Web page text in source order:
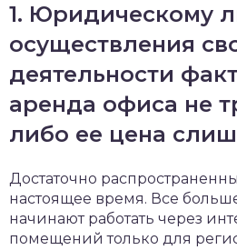
1. Юридическому
осуществления
деятельности
аренда офиса не
либо ее цена
Достаточно
настоящее время. Все
начинают работать через
помещений только для